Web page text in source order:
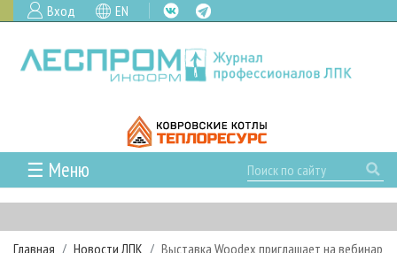
Вход EN
☰ Меню
ГЛАВНАЯ
РУБРИКИ И ТЕМЫ
Главная Новости ЛПК
Выставка Woodex приглашает на вебинар